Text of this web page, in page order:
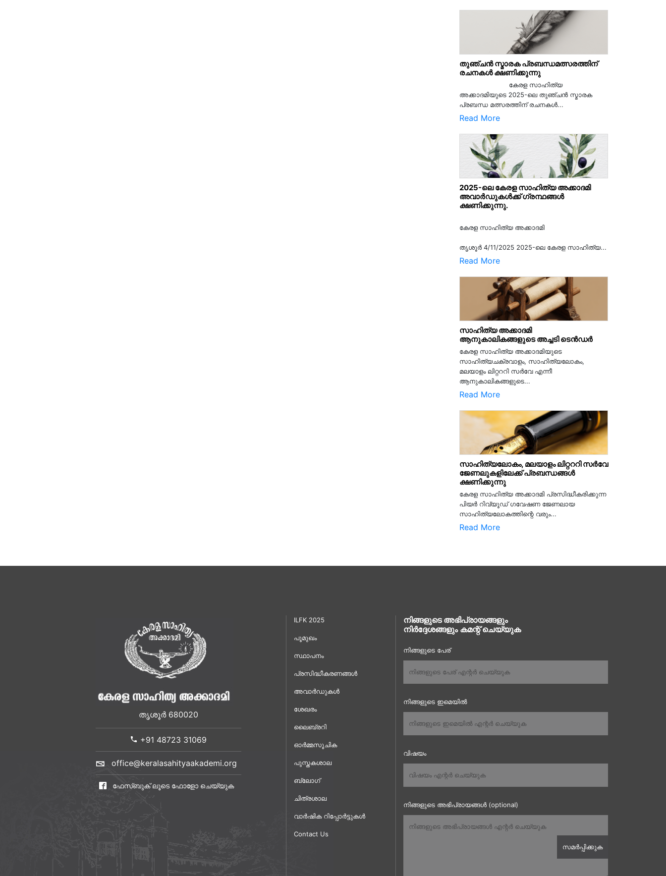
തുഞ്ചൻ സ്മാരക പ്രബന്ധമത്സരത്തിന്
രചനകൾ ക്ഷണിക്കുന്നു
കേരള സാഹിത്യ
അക്കാദമിയുടെ 2025-ലെ തുഞ്ചൻ സ്മാരക
പ്രബന്ധ മത്സരത്തിന് രചനകൾ...
Read More
2025-ലെ കേരള സാഹിത്യ അക്കാദമി
അവാർഡുകൾക്ക് ഗ്രന്ഥങ്ങൾ
ക്ഷണിക്കുന്നു.
കേരള സാഹിത്യ അക്കാദമി
തൃശൂര്‍ 4/11/2025 2025-ലെ കേരള സാഹിത്യ...
Read More
സാഹിത്യ അക്കാദമി
ആനുകാലികങ്ങളുടെ അച്ചടി ടെൻഡർ
കേരള സാഹിത്യ അക്കാദമിയുടെ
സാഹിത്യചക്രവാളം, സാഹിത്യലോകം,
മലയാളം ലിറ്റററി സർവേ എന്നീ
ആനുകാലികങ്ങളുടെ...
Read More
സാഹിത്യലോകം, മലയാളം ലിറ്റററി സർവേ
ജേണലുകളിലേക്ക് പ്രബന്ധങ്ങൾ
ക്ഷണിക്കുന്നു
കേരള സാഹിത്യ അക്കാദമി പ്രസിദ്ധീകരിക്കുന്ന
പിയര്‍ റിവ്യൂഡ് ഗവേഷണ ജേണലായ
സാഹിത്യലോകത്തിന്റെ വരും...
Read More
തൃശൂർ 680020
+91 48723 31069
office@keralasahityaakademi.org
ഫേസ്ബുക് ലൂടെ ഫോളോ ചെയ്യുക
ILFK 2025
പൂമുഖം
സ്ഥാപനം
പ്രസിദ്ധീകരണങ്ങൾ
അവാർഡുകൾ
ശേഖരം
ലൈബ്രറി
ഓർമ്മസൂചിക
പുസ്തകശാല
ബ്ലോഗ്
ചിത്രശാല
വാർഷിക റിപ്പോർട്ടുകൾ
Contact Us
നിങ്ങളുടെ അഭിപ്രായങ്ങളും
നിർദ്ദേശങ്ങളും കമന്റ് ചെയ്യുക
നിങ്ങളുടെ പേര്
നിങ്ങളുടെ ഇമെയിൽ
വിഷയം
നിങ്ങളുടെ അഭിപ്രായങ്ങൾ (optional)